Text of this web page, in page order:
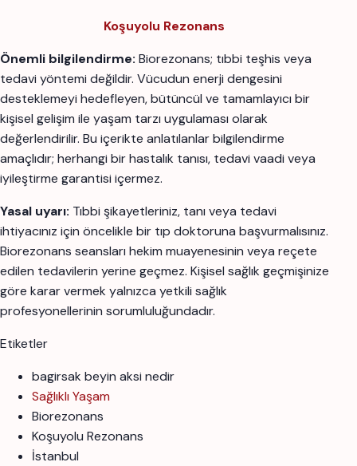
Koşuyolu Rezonans
Önemli bilgilendirme: Biorezonans; tıbbi teşhis veya
tedavi yöntemi değildir. Vücudun enerji dengesini
desteklemeyi hedefleyen, bütüncül ve tamamlayıcı bir
kişisel gelişim ile yaşam tarzı uygulaması olarak
değerlendirilir. Bu içerikte anlatılanlar bilgilendirme
amaçlıdır; herhangi bir hastalık tanısı, tedavi vaadi veya
iyileştirme garantisi içermez.
Yasal uyarı: Tıbbi şikayetleriniz, tanı veya tedavi
ihtiyacınız için öncelikle bir tıp doktoruna başvurmalısınız.
Biorezonans seansları hekim muayenesinin veya reçete
edilen tedavilerin yerine geçmez. Kişisel sağlık geçmişinize
göre karar vermek yalnızca yetkili sağlık
profesyonellerinin sorumluluğundadır.
Etiketler
bagirsak beyin aksi nedir
Sağlıklı Yaşam
Biorezonans
Koşuyolu Rezonans
İstanbul